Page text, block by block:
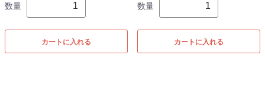
数量
カートに入れる
数量
カートに入れる